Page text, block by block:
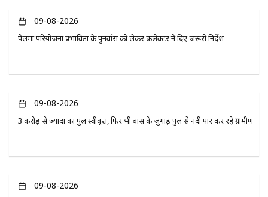
09-08-2026
पेलमा परियोजना प्रभावितों के पुनर्वास को लेकर कलेक्टर ने दिए जरूरी निर्देश
09-08-2026
3 करोड़ से ज्यादा का पुल स्वीकृत, फिर भी बांस के जुगाड़ पुल से नदी पार कर रहे ग्रामीण
09-08-2026